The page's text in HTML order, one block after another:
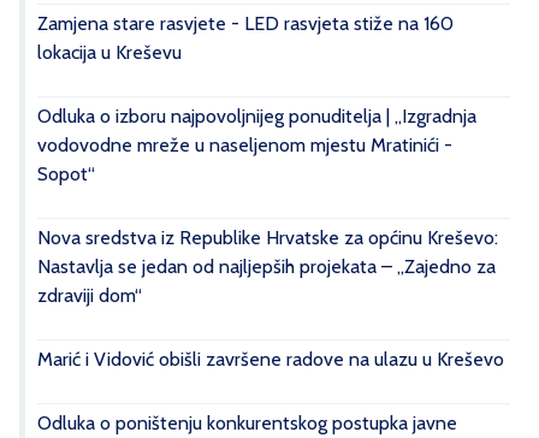
Zamjena stare rasvjete - LED rasvjeta stiže na 160
lokacija u Kreševu
Odluka o izboru najpovoljnijeg ponuditelja | „Izgradnja
vodovodne mreže u naseljenom mjestu Mratinići -
Sopot“
Nova sredstva iz Republike Hrvatske za općinu Kreševo:
Nastavlja se jedan od najljepših projekata – „Zajedno za
zdraviji dom“
Marić i Vidović obišli završene radove na ulazu u Kreševo
Odluka o poništenju konkurentskog postupka javne